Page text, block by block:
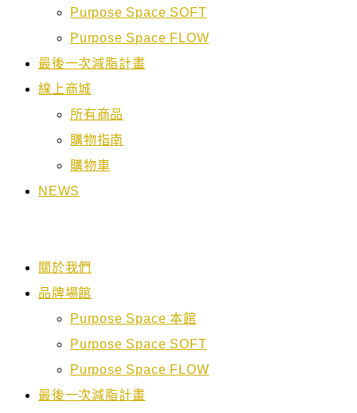
Purpose Space SOFT
Purpose Space FLOW
最後一次減脂計畫
線上商城
所有商品
購物指南
購物車
NEWS
關於我們
品牌場館
Purpose Space 本館
Purpose Space SOFT
Purpose Space FLOW
最後一次減脂計畫